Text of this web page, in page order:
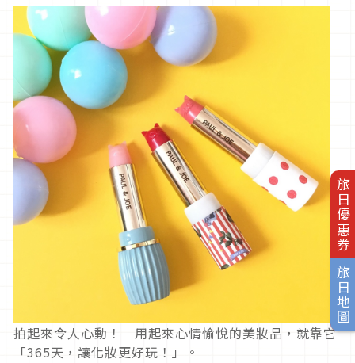
旅日優惠券
旅日地圖
拍起來令人心動！ 用起來心情愉悅的美妝品，就靠它
「365天，讓化妝更好玩！」。